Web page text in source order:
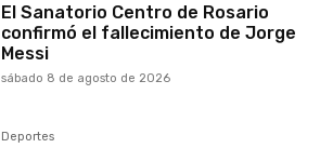
El Sanatorio Centro de Rosario
confirmó el fallecimiento de Jorge
Messi
sábado 8 de agosto de 2026
Deportes